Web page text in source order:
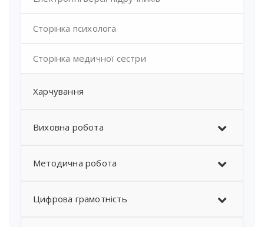
Сторінка психолога
Сторінка медичної сестри
Харчування
Виховна робота
Методична робота
Цифрова грамотність